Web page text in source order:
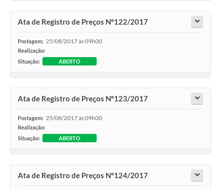
Ata de Registro de Preços Nº122/2017
Postagem: 25/08/2017 às 09h00
Realização:
Situação:
ABERTO
Ata de Registro de Preços Nº123/2017
Postagem: 25/08/2017 às 09h00
Realização:
Situação:
ABERTO
Ata de Registro de Preços Nº124/2017